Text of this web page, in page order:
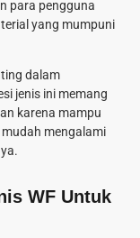
para pengguna
yang mumpuni
dalam
jenis ini memang
karena mampu
mengalami
WF Untuk